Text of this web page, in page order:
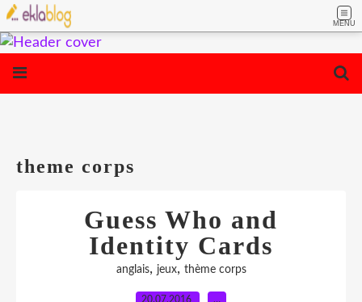
MENU
theme corps
Guess Who and
Identity Cards
anglais, jeux, thème corps
20.07.2016 …